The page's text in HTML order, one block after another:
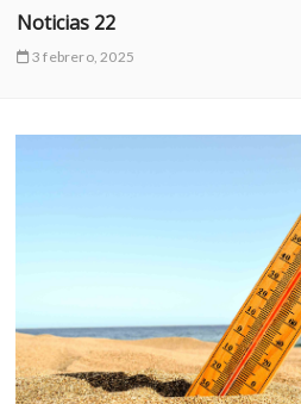
Noticias 22
3 febrero, 2025